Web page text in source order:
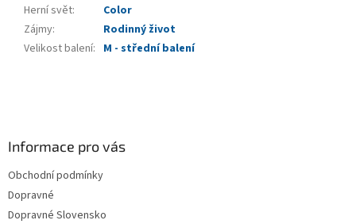
Herní svět:
Color
Zájmy:
Rodinný život
Velikost balení: M - střední balení
Informace pro vás
Obchodní podmínky
Dopravné
Dopravné Slovensko